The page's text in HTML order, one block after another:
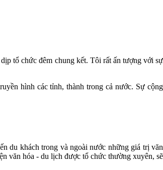
tổ chức đêm chung kết. Tôi rất ấn tượng với sự
hình các tỉnh, thành trong cả nước. Sự cộng
du khách trong và ngoài nước những giá trị văn
văn hóa - du lịch được tổ chức thường xuyên, sẽ